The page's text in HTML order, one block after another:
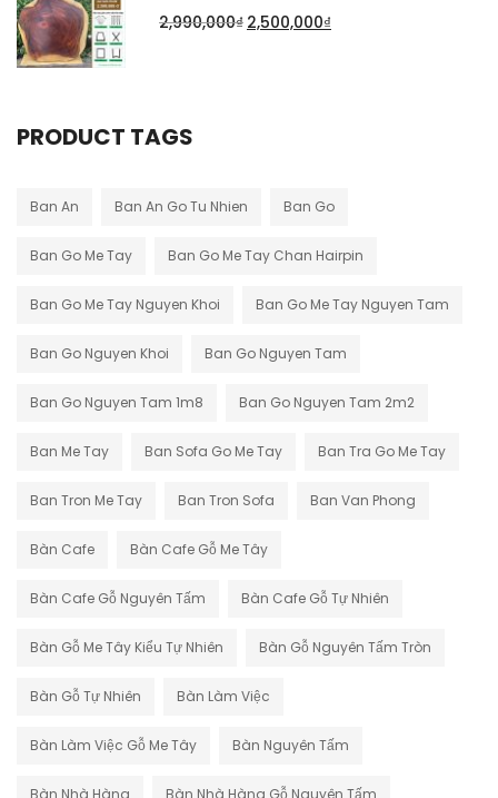
2,990,000₫ 2,500,000₫
PRODUCT TAGS
Ban An Ban An Go Tu Nhien Ban Go
Ban Go Me Tay Ban Go Me Tay Chan Hairpin
Ban Go Me Tay Nguyen Khoi Ban Go Me Tay Nguyen Tam
Ban Go Nguyen Khoi Ban Go Nguyen Tam
Ban Go Nguyen Tam 1m8 Ban Go Nguyen Tam 2m2
Ban Me Tay Ban Sofa Go Me Tay Ban Tra Go Me Tay
Ban Tron Me Tay Ban Tron Sofa Ban Van Phong
Bàn Cafe Bàn Cafe Gỗ Me Tây
Bàn Cafe Gỗ Nguyên Tấm Bàn Cafe Gỗ Tự Nhiên
Bàn Gỗ Me Tây Kiểu Tự Nhiên Bàn Gỗ Nguyên Tấm Tròn
Bàn Gỗ Tự Nhiên Bàn Làm Việc
Bàn Làm Việc Gỗ Me Tây Bàn Nguyên Tấm
Bàn Nhà Hàng Bàn Nhà Hàng Gỗ Nguyên Tấm